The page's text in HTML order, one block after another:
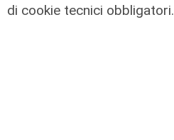
di cookie tecnici obbligatori.